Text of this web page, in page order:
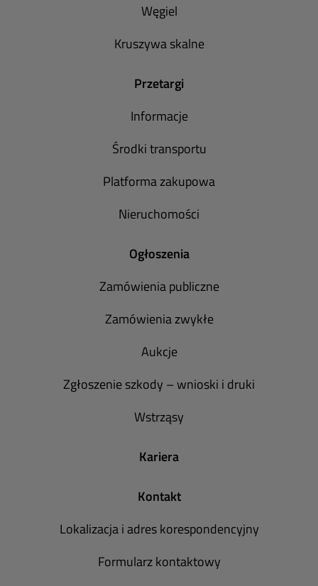
Węgiel
Kruszywa skalne
Przetargi
Informacje
Środki transportu
Platforma zakupowa
Nieruchomości
Ogłoszenia
Zamówienia publiczne
Zamówienia zwykłe
Aukcje
Zgłoszenie szkody – wnioski i druki
Wstrząsy
Kariera
Kontakt
Lokalizacja i adres korespondencyjny
Formularz kontaktowy